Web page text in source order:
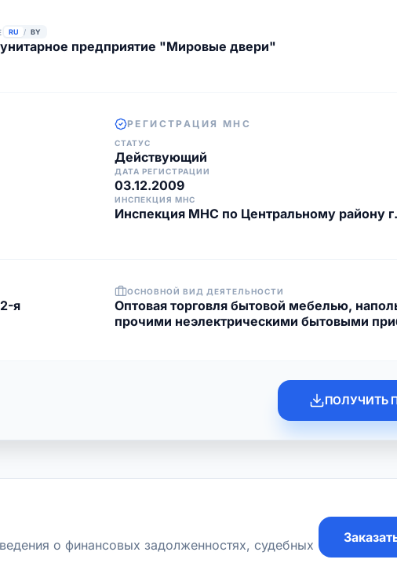
RU / BY
унитарное предприятие "Мировые двери"
РЕГИСТРАЦИЯ МНС
СТАТУС
Действующий
ДАТА РЕГИСТРАЦИИ
03.12.2009
ИНСПЕКЦИЯ МНС
Инспекция МНС по Центральному району
я
ОСНОВНОЙ ВИД ДЕЯТЕЛЬНОСТИ
Оптовая торговля бытовой мебелью,
прочими неэлектрическими бытовыми
ПОЛУЧИТЬ
о финансовых задолженностях, судебных